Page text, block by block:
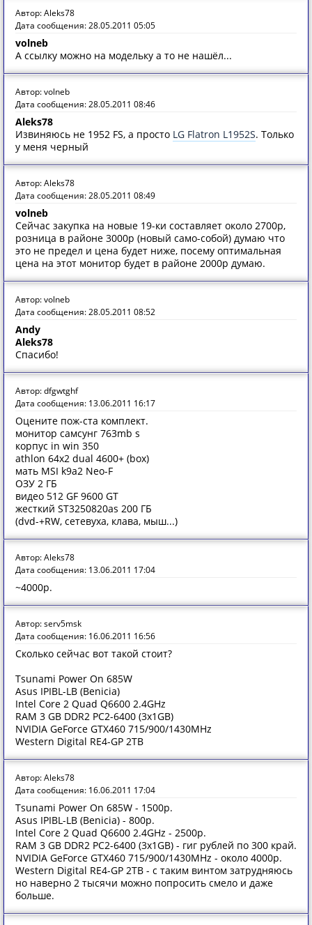
Автор: Aleks78
Дата сообщения: 28.05.2011 05:05
volneb
А ссылку можно на модельку а то не нашёл...
Автор: volneb
Дата сообщения: 28.05.2011 08:46
Aleks78
Извиняюсь не 1952 FS, а просто LG Flatron L1952S. Только
у меня черный
Автор: Aleks78
Дата сообщения: 28.05.2011 08:49
volneb
Сейчас закупка на новые 19-ки составляет около 2700р,
розница в районе 3000р (новый само-собой) думаю что
это не предел и цена будет ниже, посему оптимальная
цена на этот монитор будет в районе 2000р думаю.
Автор: volneb
Дата сообщения: 28.05.2011 08:52
Andy
Aleks78
Спасибо!
Автор: dfgwtghf
Дата сообщения: 13.06.2011 16:17
Оцените пож-ста комплект.
монитор самсунг 763mb s
корпус in win 350
athlon 64х2 dual 4600+ (box)
мать MSI k9a2 Neo-F
ОЗУ 2 ГБ
видео 512 GF 9600 GT
жесткий ST3250820as 200 ГБ
(dvd-+RW, сетевуха, клава, мыш...)
Автор: Aleks78
Дата сообщения: 13.06.2011 17:04
~4000р.
Автор: serv5msk
Дата сообщения: 16.06.2011 16:56
Сколько сейчас вот такой стоит?
Tsunami Power On 685W
Asus IPIBL-LB (Benicia)
Intel Core 2 Quad Q6600 2.4GHz
RAM 3 GB DDR2 PC2-6400 (3x1GB)
NVIDIA GeForce GTX460 715/900/1430MHz
Western Digital RE4-GP 2TB
Автор: Aleks78
Дата сообщения: 16.06.2011 17:04
Tsunami Power On 685W - 1500р.
Asus IPIBL-LB (Benicia) - 800р.
Intel Core 2 Quad Q6600 2.4GHz - 2500р.
RAM 3 GB DDR2 PC2-6400 (3x1GB) - гиг рублей по 300 край.
NVIDIA GeForce GTX460 715/900/1430MHz - около 4000р.
Western Digital RE4-GP 2TB - с таким винтом затрудняюсь
но наверно 2 тысячи можно попросить смело и даже
больше.